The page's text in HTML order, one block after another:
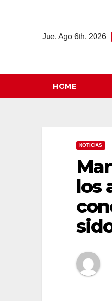
Jue. Ago 6th, 2026
HOME
NOTICIAS
los